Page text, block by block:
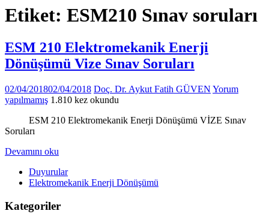
Etiket: ESM210 Sınav soruları
ESM 210 Elektromekanik Enerji
Dönüşümü Vize Sınav Soruları
02/04/201802/04/2018 Doç. Dr. Aykut Fatih GÜVEN Yorum
yapılmamış 1.810 kez okundu
ESM 210 Elektromekanik Enerji Dönüşümü VİZE Sınav
Soruları
Devamını oku
Duyurular
Elektromekanik Enerji Dönüşümü
Kategoriler